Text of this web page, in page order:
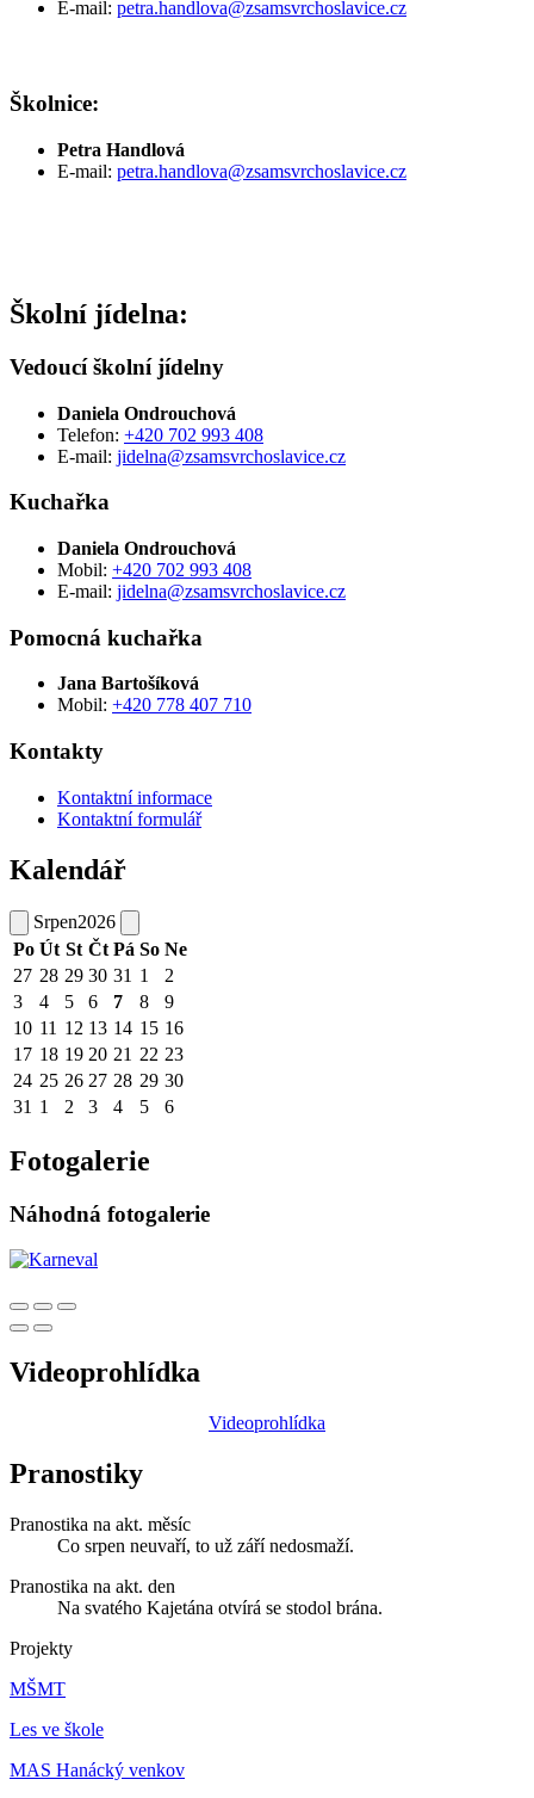
E-mail: petra.handlova@zsamsvrchoslavice.cz
Školnice:
Petra Handlová
E-mail: petra.handlova@zsamsvrchoslavice.cz
Školní jídelna:
Vedoucí školní jídelny
Daniela Ondrouchová
Telefon: +420 702 993 408
E-mail: jidelna@zsamsvrchoslavice.cz
Kuchařka
Daniela Ondrouchová
Mobil: +420 702 993 408
E-mail: jidelna@zsamsvrchoslavice.cz
Pomocná kuchařka
Jana Bartošíková
Mobil: +420 778 407 710
Kontakty
Kontaktní informace
Kontaktní formulář
Kalendář
Srpen2026
Po Út St Čt Pá So Ne
27 28 29 30 31 1
2
3
4 5 6 7 8
9
10 11 12 13 14 15 16
17 18 19 20 21 22 23
24 25 26 27 28 29 30
31 1 2 3 4 5 6
Fotogalerie
Náhodná fotogalerie
Videoprohlídka
Videoprohlídka
Pranostiky
Pranostika na akt. měsíc
Co srpen neuvaří, to už září nedosmaží.
Pranostika na akt. den
Na svatého Kajetána otvírá se stodol brána.
Projekty
MŠMT
Les ve škole
MAS Hanácký venkov